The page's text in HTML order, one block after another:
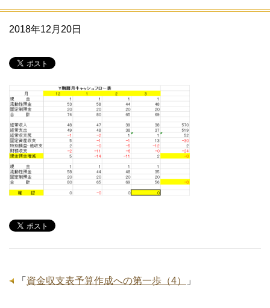
2018年12月20日
「 資金収支表予算作成への第一歩（4） 」